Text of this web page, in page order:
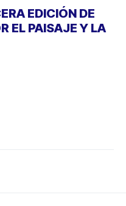
EDICIÓN DE
EL PAISAJE Y LA